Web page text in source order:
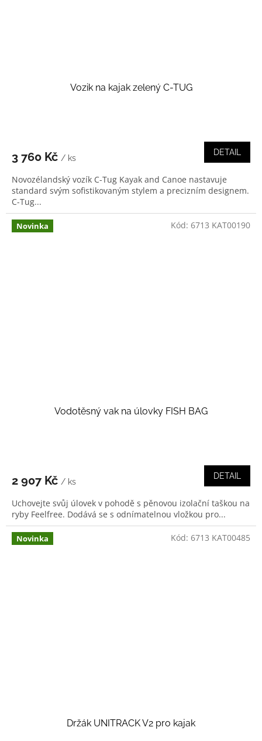
Vozik na kajak zelený C-TUG
3 760 Kč / ks
DETAIL
Novozélandský vozík C-Tug Kayak and Canoe nastavuje
standard svým sofistikovaným stylem a precizním designem.
C-Tug...
Novinka
Vodotěsný vak na úlovky FISH BAG
2 907 Kč / ks
DETAIL
Uchovejte svůj úlovek v pohodě s pěnovou izolační taškou na
ryby Feelfree. Dodává se s odnímatelnou vložkou pro...
Kód: 6713 KAT00190
Novinka
Držák UNITRACK V2 pro kajak
Kód: 6713 KAT00485